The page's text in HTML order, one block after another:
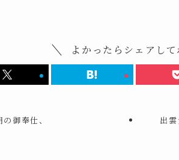
よかったらシェアして
御奉仕、 出